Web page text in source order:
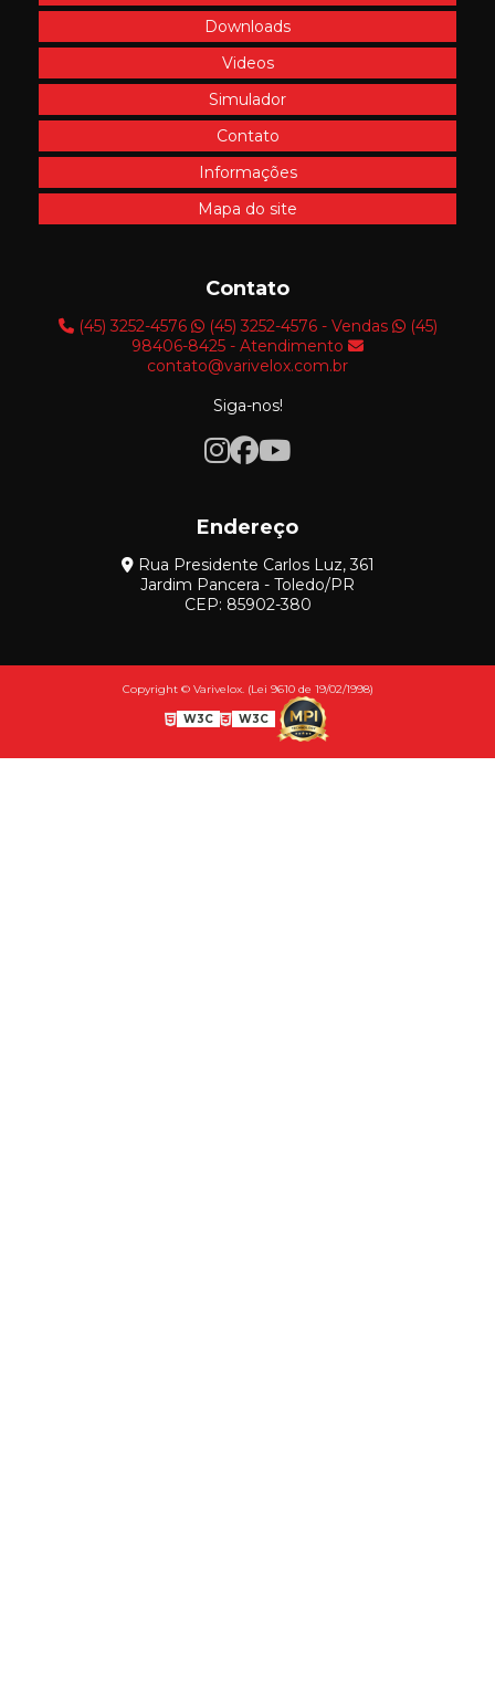
Downloads
Videos
Simulador
Contato
Informações
Mapa do site
Contato
(45) 3252-4576 (45) 3252-4576 - Vendas
(45)
98406-8425 - Atendimento
contato@varivelox.com.br
Siga-nos!
Endereço
Rua Presidente Carlos Luz, 361
Jardim Pancera - Toledo/PR
CEP: 85902-380
Copyright © Varivelox. (Lei 9610 de 19/02/1998)
W3C W3C